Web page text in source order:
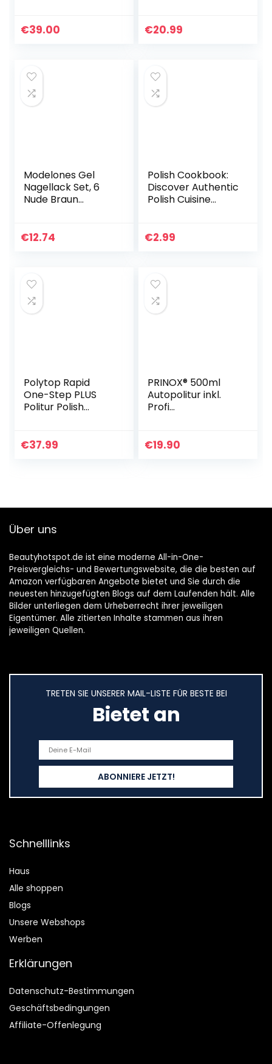
17×3.5x17cm
€39.00
vermatteten,
€20.99
Modelones Gel
Nagellack Set, 6
Nude Braun
Polish Sets Soak
€12.74
Polish Cookbook:
Discover Authentic
Polish Cuisine
€2.99
Polytop Rapid
One-Step PLUS
Politur Polish
Liter
€37.99
PRINOX® 500ml
Autopolitur inkl.
Profi
Schwarz, Weiß,
€19.90
Über uns
Beautyhotspot.de ist eine moderne All-in-One-
Preisvergleichs- und Bewertungswebsite, die die besten auf
Amazon verfügbaren Angebote bietet und Sie durch die
neuesten hinzugefügten Blogs auf dem Laufenden hält. Alle
Bilder unterliegen dem Urheberrecht ihrer jeweiligen
Eigentümer. Alle zitierten Inhalte stammen aus ihren
jeweiligen Quellen.
TRETEN SIE UNSERER MAIL-LISTE FÜR BESTE BEI
Bietet an
Schnelllinks
Haus
Alle shoppen
Blogs
Unsere Webshops
Werben
Erklärungen
Datenschutz-Bestimmungen
Geschäftsbedingungen
Affiliate-Offenlegung